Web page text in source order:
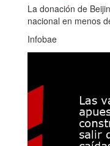
La donación de
nacional en menos
Infobae